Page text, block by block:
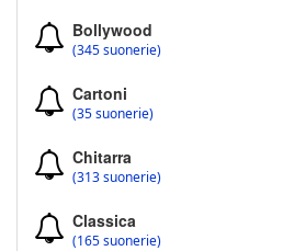
Bollywood
(345 suonerie)
Cartoni
(35 suonerie)
Chitarra
(313 suonerie)
Classica
(165 suonerie)